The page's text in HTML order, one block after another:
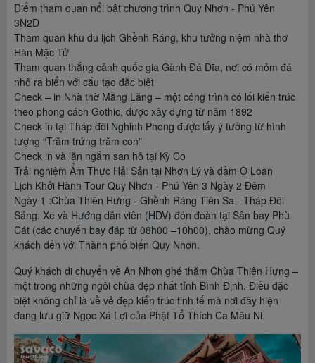
Điểm tham quan nổi bật chương trình Quy Nhơn - Phú Yên
3N2D
Tham quan khu du lịch Ghềnh Ráng, khu tưởng niệm nhà thơ
Hàn Mặc Tử
Tham quan thắng cảnh quốc gia Gành Đá Dĩa, nơi có mỏm đá
nhô ra biển với cấu tạo đặc biệt
Check – in Nhà thờ Mằng Lăng – một công trình có lối kiến trúc
theo phong cách Gothic, được xây dựng từ năm 1892
Check-in tại Tháp đôi Nghinh Phong được lấy ý tưởng từ hình
tượng “Trăm trứng trăm con”
Check in và lặn ngắm san hô tại Kỳ Co
Trải nghiệm Ẩm Thực Hải Sản tại Nhơn Lý và đầm Ô Loan
Lịch Khởi Hành Tour Quy Nhơn - Phú Yên 3 Ngày 2 Đêm
Ngày 1 :Chùa Thiên Hưng - Ghềnh Ráng Tiên Sa - Tháp Đôi
Sáng: Xe và Hướng dẫn viên (HDV) đón đoàn tại Sân bay Phù
Cát (các chuyến bay đáp từ 08h00 –10h00), chào mừng Quý
khách đến với Thành phố biển Quy Nhơn.
Quý khách di chuyển về An Nhơn ghé thăm Chùa Thiên Hưng –
một trong những ngôi chùa đẹp nhất tỉnh Bình Định. Điều đặc
biệt không chỉ là về vẻ đẹp kiến trúc tinh tế mà nơi đây hiện
đang lưu giữ Ngọc Xá Lợi của Phật Tổ Thích Ca Mâu Ni.